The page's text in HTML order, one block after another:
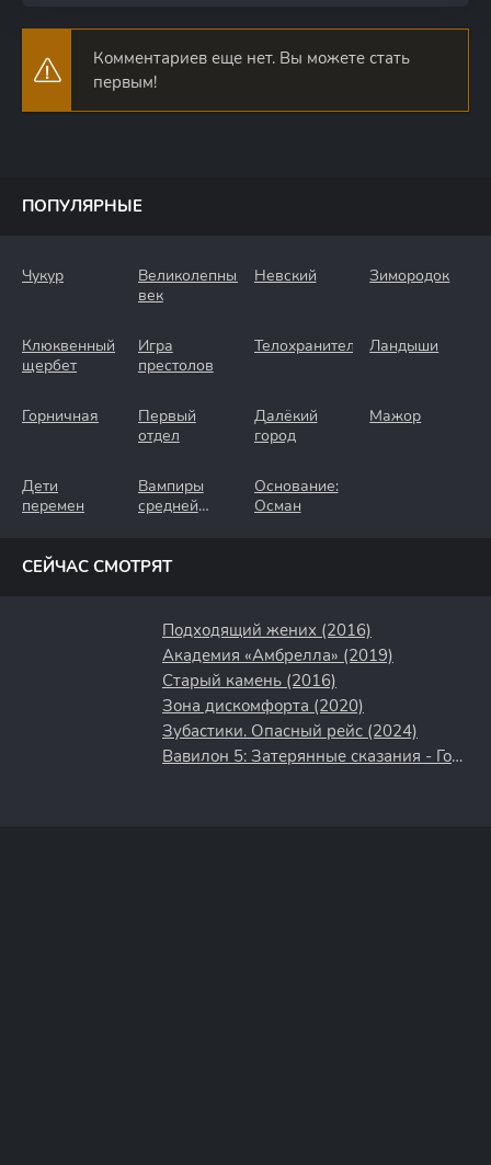
Комментариев еще нет. Вы можете стать
первым!
ПОПУЛЯРНЫЕ
Чукур
Великолепный
век
Невский Зимородок
Клюквенный
щербет
Игра
престолов
Телохранители Ландыши
Горничная
Первый
отдел
Далёкий
город
Мажор
Дети
перемен
Вампиры
средней
Основание:
Осман
СЕЙЧАС СМОТРЯТ
Подходящий жених (2016)
Академия «Амбрелла» (2019)
Старый камень (2016)
Зона дискомфорта (2020)
Зубастики. Опасный рейс (2024)
Вавилон 5: Затерянные сказания - Голоса во тьме (2007)